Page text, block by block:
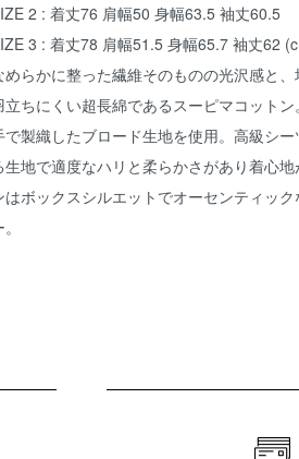
2 : 着丈76 肩幅50 身幅63.5 袖丈60.5
3 : 着丈78 肩幅51.5 身幅65.7 袖丈62
めらかに整った繊維そのものの光沢感と
立ちにくい超長綿であるスーピマコット
で製織したブロード生地を使用。高級シ
生地で適度なハリと柔らかさがあり着心
はボックスシルエットでオーセンティッ